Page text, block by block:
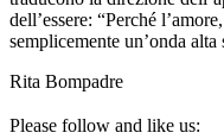
dell’essere: “Perché
semplicemente un’onda
Rita Bompadre
Please follow and like us: